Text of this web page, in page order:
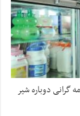
دوباره شیر